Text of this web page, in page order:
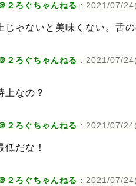
２ろぐちゃんねる : 2021/07/
じゃないと美味くない。舌の
２ろぐちゃんねる : 2021/07/
上なの？
２ろぐちゃんねる : 2021/07/
低だな！
２ろぐちゃんねる : 2021/07/